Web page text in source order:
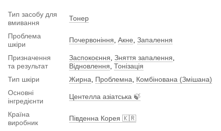
Тип засобу для
вмивання
Тонер
Проблема
шкіри
Почервоніння Акне Запалення
Призначення
та результат
Заспокоєння Зняття запалення
Відновлення Тонізація
Тип шкіри
Жирна Проблемна
Комбінована (Змішана)
Основні
інгредієнти
Центелла азіатська 🍃
Країна
виробник
Південна Корея 🇰🇷